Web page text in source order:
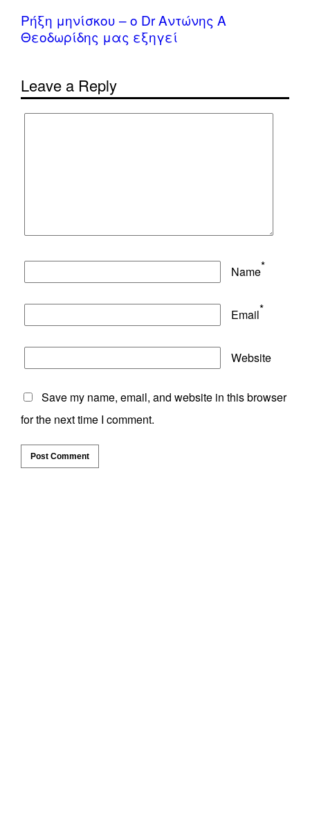
Ρήξη μηνίσκου – o Dr Αντώνης Α
Θεοδωρίδης μας εξηγεί
Leave a Reply
Name*
Email*
Website
Save my name, email, and website in this browser
for the next time I comment.